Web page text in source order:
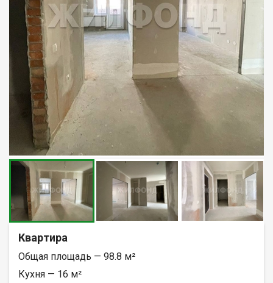
Квартира
Общая площадь — 98.8 м²
Кухня — 16 м²